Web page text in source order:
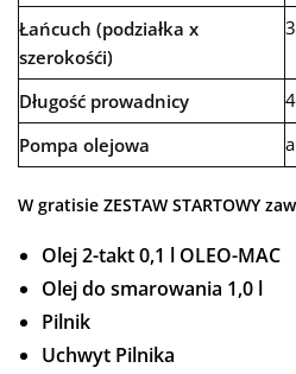
Łańcuch (podziałka x
szerokośći)
Długość prowadnicy
Pompa olejowa
W gratisie ZESTAW STARTOWY
Olej 2-takt 0,1 l OLEO-MAC
Olej do smarowania 1,0 l
Pilnik
Uchwyt Pilnika